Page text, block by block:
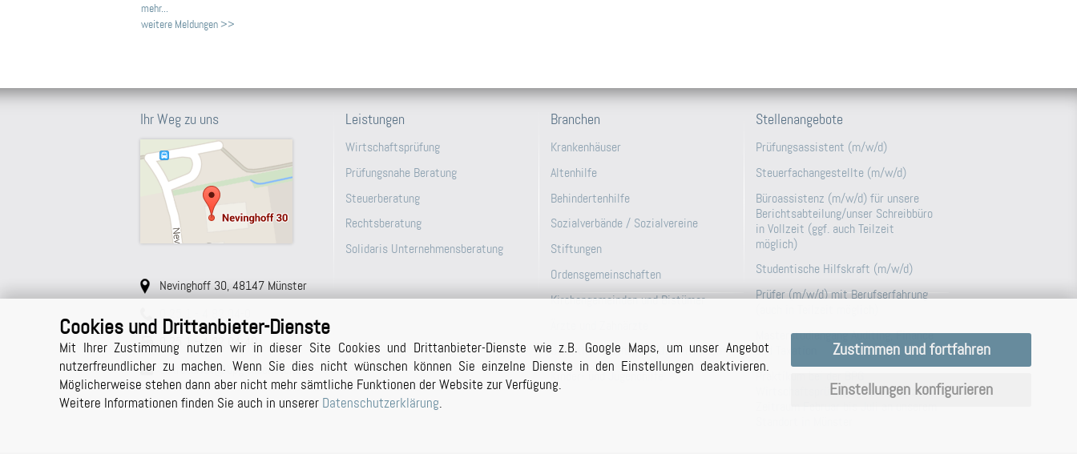
Cookies und Drittanbieter-Dienste
Mit Ihrer Zustimmung nutzen wir in dieser Site Cookies und Drittanbieter-Dienste wie z.B. Google Maps, um unser Angebot
nutzerfreundlicher zu machen. Wenn Sie dies nicht wünschen können Sie einzelne Dienste in den Einstellungen deaktivieren.
Möglicherweise stehen dann aber nicht mehr sämtliche Funktionen der Website zur Verfügung.
Weitere Informationen finden Sie auch in unserer Datenschutzerklärung.
Zustimmen und fortfahren
Einstellungen konfigurieren
mehr...
weitere Meldungen
Ihr Weg zu uns
Nevinghoff 30, 48147 Münster
0 25 1 - 4 82 04-40
sekretariat@bpg-muenster.de
Leistungen
Wirtschaftsprüfung
Prüfungsnahe Beratung
Steuerberatung
Rechtsberatung
Solidaris Unternehmensberatung
Branchen
Krankenhäuser
Altenhilfe
Behindertenhilfe
Sozialverbände / Sozialvereine
Stiftungen
Ordensgemeinschaften
Kirchengemeinden und Bistümer
Öffentlich-Rechtliche Unternehmen
Kinder- und Jugendhilfe
Stellenangebote
Prüfungsassistent (m/w/d)
Steuerfachangestellte (m/w/d)
Büroassistenz (m/w/d) für unsere
Berichtsabteilung/unser Schreibbüro
in Vollzeit (ggf. auch Teilzeit
möglich)
Studentische Hilfskraft (m/w/d)
Prüfer (m/w/d) mit Berufserfahrung
Masterstudiengang Auditing, Finance
and Taxation
Praktikum bei der BPG
Wirtschaftsprüfungsgesellschaft im